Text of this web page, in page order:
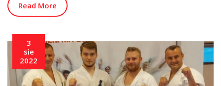
Read More
3
sie
2022